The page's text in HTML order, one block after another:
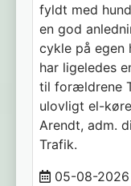
fyldt med
en god
cykle på egen
har ligeledes
til forældrene
ulovligt el-
Arendt, adm.
Trafik.
05-08-